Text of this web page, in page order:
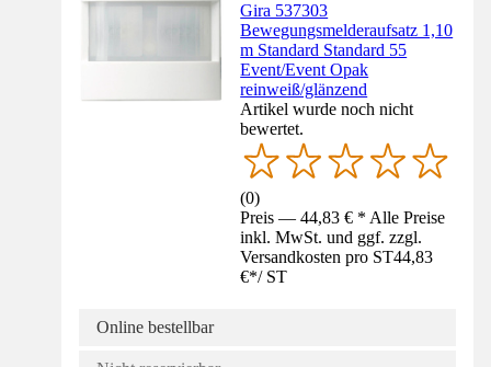
Gira 537303
Bewegungsmelderaufsatz 1,10
m Standard Standard 55
Event/Event Opak
reinweiß/glänzend
Artikel wurde noch nicht
bewertet.
(0)
Preis — 44,83 € * Alle Preise
inkl. MwSt. und ggf. zzgl.
Versandkosten pro ST44,83
€*/ ST
Online bestellbar